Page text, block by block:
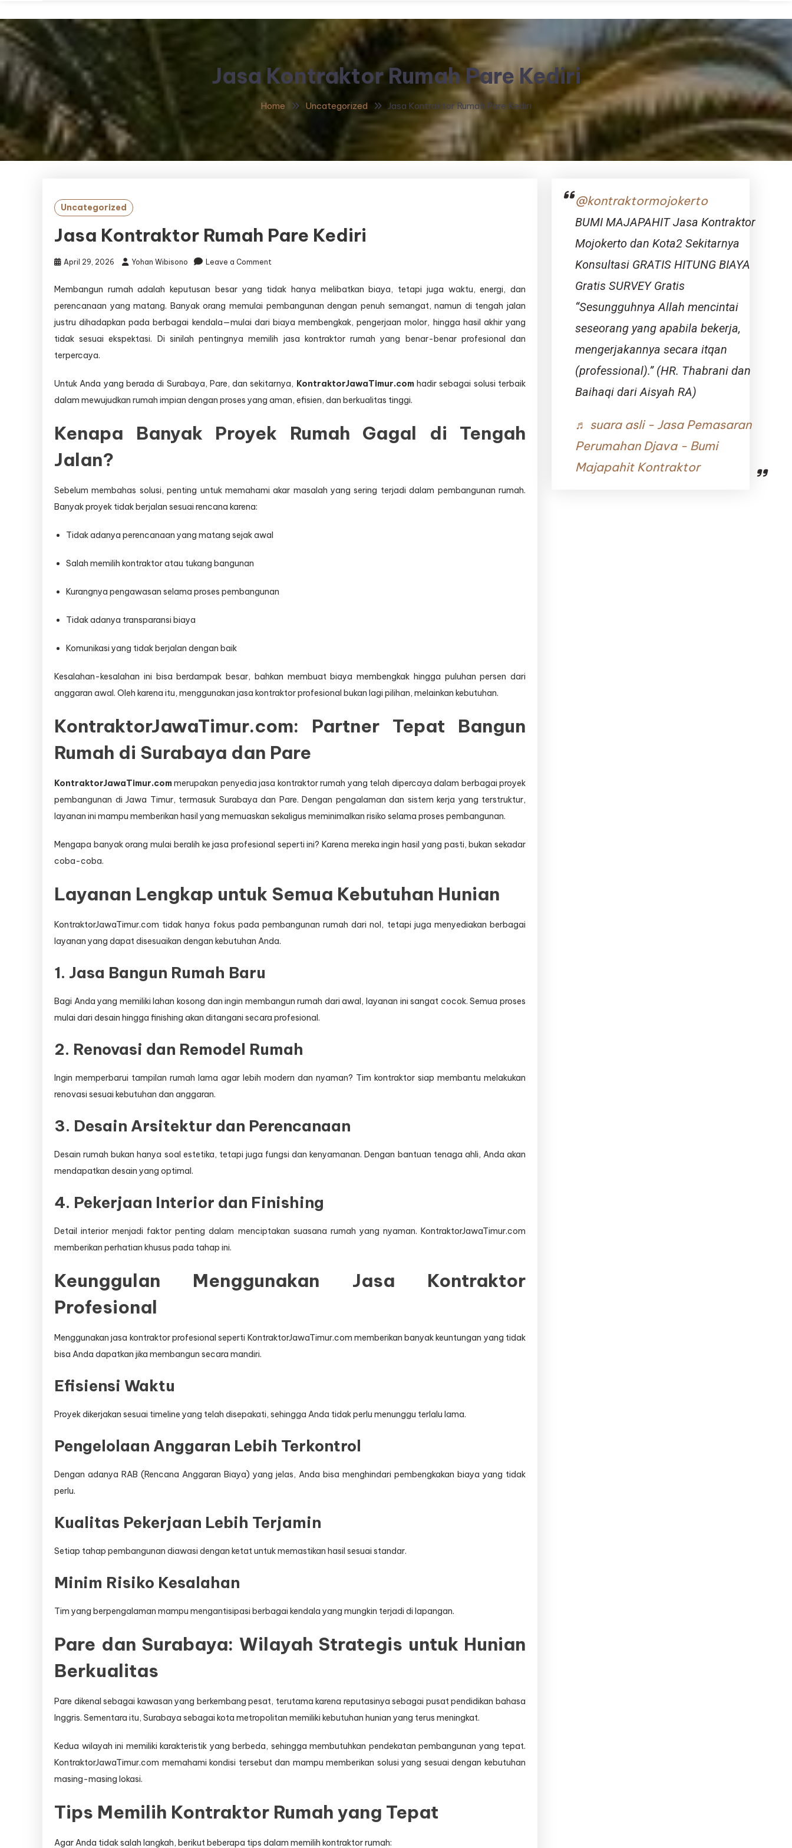
Jasa Kontraktor Rumah Pare Kediri
Home Uncategorized Jasa Kontraktor Rumah Pare Kediri
Uncategorized
Jasa Kontraktor Rumah Pare Kediri
April 29, 2026 Yohan Wibisono Leave a Comment
Kontraktor
Pare
Kediri
Membangun rumah adalah keputusan besar yang tidak hanya melibatkan biaya, tetapi juga waktu, energi, dan
perencanaan yang matang. Banyak orang memulai pembangunan dengan penuh semangat, namun di tengah jalan
justru dihadapkan pada berbagai kendala—mulai dari biaya membengkak, pengerjaan molor, hingga hasil akhir yang
tidak sesuai ekspektasi. Di sinilah pentingnya memilih jasa kontraktor rumah yang benar-benar profesional dan
terpercaya.
Untuk Anda yang berada di Surabaya, Pare, dan sekitarnya, KontraktorJawaTimur.comhadir sebagai solusi terbaik
dalam mewujudkan rumah impian dengan proses yang aman, efisien, dan berkualitas tinggi.
Kenapa Banyak Proyek Rumah Gagal di Tengah
Jalan?
Sebelum membahas solusi, penting untuk memahami akar masalah yang sering terjadi dalam pembangunan rumah.
Banyak proyek tidak berjalan sesuai rencana karena:
Tidak adanya perencanaan yang matang sejak awal
Salah memilih kontraktor atau tukang bangunan
Kurangnya pengawasan selama proses pembangunan
Tidak adanya transparansi biaya
Komunikasi yang tidak berjalan dengan baik
Kesalahan-kesalahan ini bisa berdampak besar, bahkan membuat biaya membengkak hingga puluhan persen dari
anggaran awal. Oleh karena itu, menggunakan jasa kontraktor profesional bukan lagi pilihan, melainkan kebutuhan.
KontraktorJawaTimur.com: Partner Tepat Bangun
Rumah di Surabaya dan Pare
KontraktorJawaTimur.commerupakan penyedia jasa kontraktor rumah yang telah dipercaya dalam berbagai proyek
pembangunan di Jawa Timur, termasuk Surabaya dan Pare. Dengan pengalaman dan sistem kerja yang terstruktur,
layanan ini mampu memberikan hasil yang memuaskan sekaligus meminimalkan risiko selama proses pembangunan.
Mengapa banyak orang mulai beralih ke jasa profesional seperti ini? Karena mereka ingin hasil yang pasti, bukan sekadar
coba-coba.
Layanan Lengkap untuk Semua Kebutuhan Hunian
KontraktorJawaTimur.com tidak hanya fokus pada pembangunan rumah dari nol, tetapi juga menyediakan berbagai
layanan yang dapat disesuaikan dengan kebutuhan Anda.
1. Jasa Bangun Rumah Baru
Bagi Anda yang memiliki lahan kosong dan ingin membangun rumah dari awal, layanan ini sangat cocok. Semua proses
mulai dari desain hingga finishing akan ditangani secara profesional.
2. Renovasi dan Remodel Rumah
Ingin memperbarui tampilan rumah lama agar lebih modern dan nyaman? Tim kontraktor siap membantu melakukan
renovasi sesuai kebutuhan dan anggaran.
3. Desain Arsitektur dan Perencanaan
Desain rumah bukan hanya soal estetika, tetapi juga fungsi dan kenyamanan. Dengan bantuan tenaga ahli, Anda akan
mendapatkan desain yang optimal.
4. Pekerjaan Interior dan Finishing
Detail interior menjadi faktor penting dalam menciptakan suasana rumah yang nyaman. KontraktorJawaTimur.com
memberikan perhatian khusus pada tahap ini.
Keunggulan Menggunakan Jasa Kontraktor
Profesional
Menggunakan jasa kontraktor profesional seperti KontraktorJawaTimur.com memberikan banyak keuntungan yang tidak
bisa Anda dapatkan jika membangun secara mandiri.
Efisiensi Waktu
Proyek dikerjakan sesuai timeline yang telah disepakati, sehingga Anda tidak perlu menunggu terlalu lama.
Pengelolaan Anggaran Lebih Terkontrol
Dengan adanya RAB (Rencana Anggaran Biaya) yang jelas, Anda bisa menghindari pembengkakan biaya yang tidak
perlu.
Kualitas Pekerjaan Lebih Terjamin
Setiap tahap pembangunan diawasi dengan ketat untuk memastikan hasil sesuai standar.
Minim Risiko Kesalahan
Tim yang berpengalaman mampu mengantisipasi berbagai kendala yang mungkin terjadi di lapangan.
Pare dan Surabaya: Wilayah Strategis untuk Hunian
Berkualitas
Pare dikenal sebagai kawasan yang berkembang pesat, terutama karena reputasinya sebagai pusat pendidikan bahasa
Inggris. Sementara itu, Surabaya sebagai kota metropolitan memiliki kebutuhan hunian yang terus meningkat.
Kedua wilayah ini memiliki karakteristik yang berbeda, sehingga membutuhkan pendekatan pembangunan yang tepat.
KontraktorJawaTimur.com memahami kondisi tersebut dan mampu memberikan solusi yang sesuai dengan kebutuhan
masing-masing lokasi.
Tips Memilih Kontraktor Rumah yang Tepat
Agar Anda tidak salah langkah, berikut beberapa tips dalam memilih kontraktor rumah:
@kontraktormojokerto
BUMI MAJAPAHIT Jasa Kontraktor
Mojokerto dan Kota2 Sekitarnya
Konsultasi GRATIS HITUNG BIAYA
Gratis SURVEY Gratis
“Sesungguhnya Allah mencintai
seseorang yang apabila bekerja,
mengerjakannya secara itqan
(professional).” (HR. Thabrani dan
Baihaqi dari Aisyah RA)
♬ suara asli - Jasa Pemasaran
Perumahan Djava - Bumi
Majapahit Kontraktor